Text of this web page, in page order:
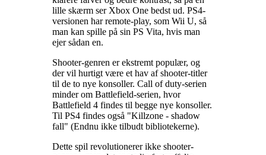
lille skærm ser Xbox One bedst ud. PS4-
versionen har remote-play, som Wii U, så
man kan spille på sin PS Vita, hvis man
ejer sådan en.
Shooter-genren er ekstremt populær, og
der vil hurtigt være et hav af shooter-titler
til de to nye konsoller. Call of duty-serien
minder om Battlefield-serien, hvor
Battlefield 4 findes til begge nye konsoller.
Til PS4 findes også "Killzone - shadow
fall" (Endnu ikke tilbudt bibliotekerne).
Dette spil revolutionerer ikke shooter-